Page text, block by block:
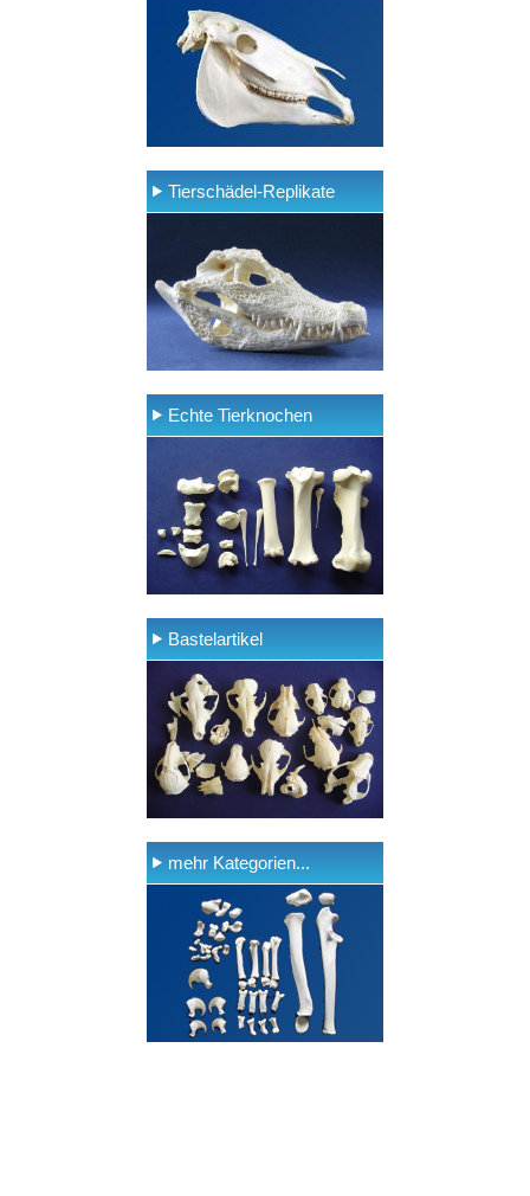
Tierschädel-Replikate
Echte Tierknochen
Bastelartikel
mehr Kategorien...